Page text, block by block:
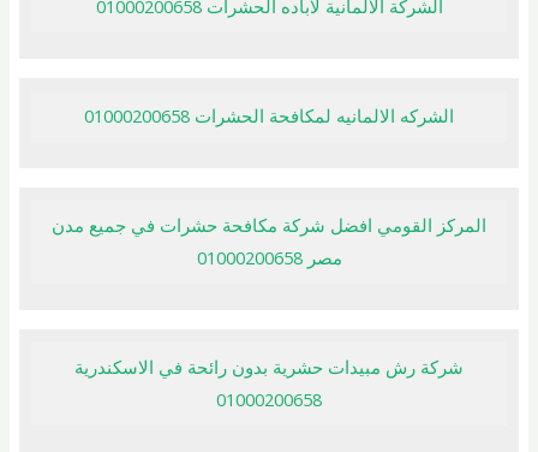
الشركة الالمانية لاباده الحشرات 01000200658
الشركه الالمانيه لمكافحة الحشرات 01000200658
المركز القومي افضل شركة مكافحة حشرات في جميع مدن
مصر 01000200658
شركة رش مبيدات حشرية بدون رائحة في الاسكندرية
01000200658